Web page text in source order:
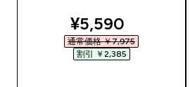
discounted price
¥5,590‎
通常価格 ￥7,975‎
割引 ￥2,385‎